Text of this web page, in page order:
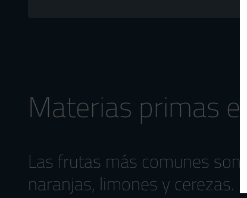
Materias primas
Las frutas más comunes
naranjas, limones y cerezas.